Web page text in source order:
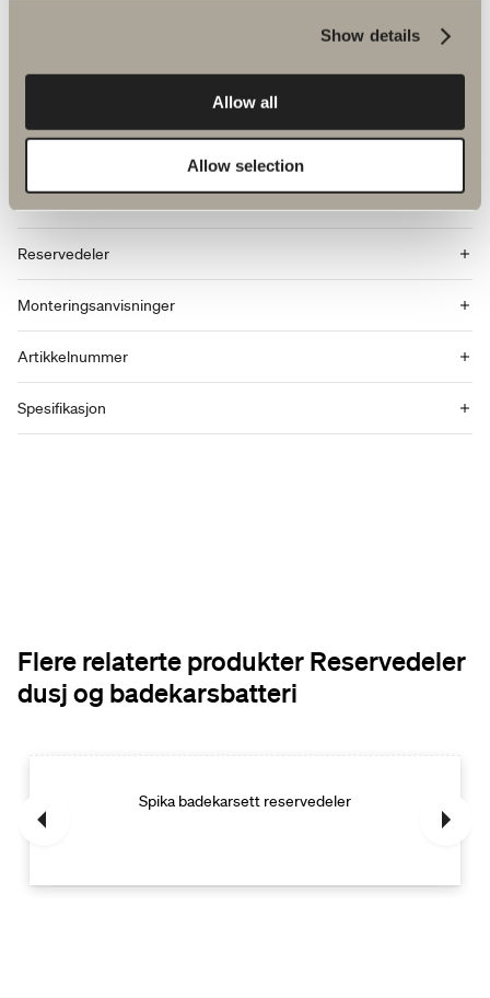
Show details
Allow all
Allow selection
Produktfakta
Reservedeler
Monteringsanvisninger
Artikkelnummer
Spesifikasjon
Flere relaterte produkter Reservedeler
dusj og badekarsbatteri
Spika badekarsett reservedeler